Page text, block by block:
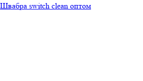
Швабра switch clean оптом